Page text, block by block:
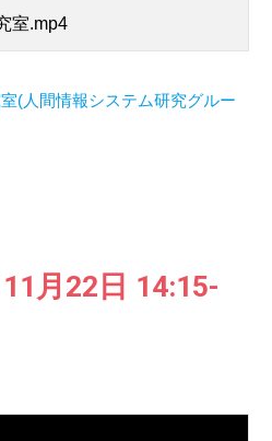
室.mp4
(人間情報システム研究グルー
月22日 14:15-